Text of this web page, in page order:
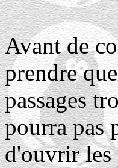
Avant de
prendre
passages
pourra pas
d'ouvrir les